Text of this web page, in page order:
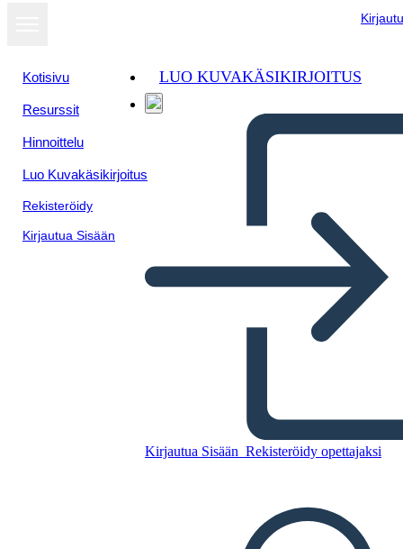
Kotisivu
Resurssit
Hinnoittelu
Luo Kuvakäsikirjoitus
Rekisteröidy
Kirjautua Sisään
LUO KUVAKÄSIKIRJOITUS
Kirjautua Sisään Rekisteröidy opettajaksi
TOISTA DIAESITYS
Näytä
diaesityksenä